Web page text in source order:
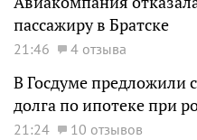
пассажиру в Братске
21:46 4 отзыва
В Госдуме предложили
долга по ипотеке при
21:24
10 отзывов